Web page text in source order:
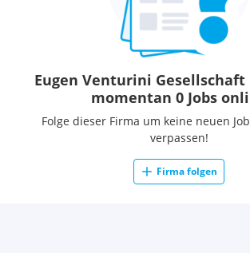
Eugen Venturini Gesellschaft
momentan 0 Jobs
Folge dieser Firma um keine neuen
verpassen!
Firma folgen